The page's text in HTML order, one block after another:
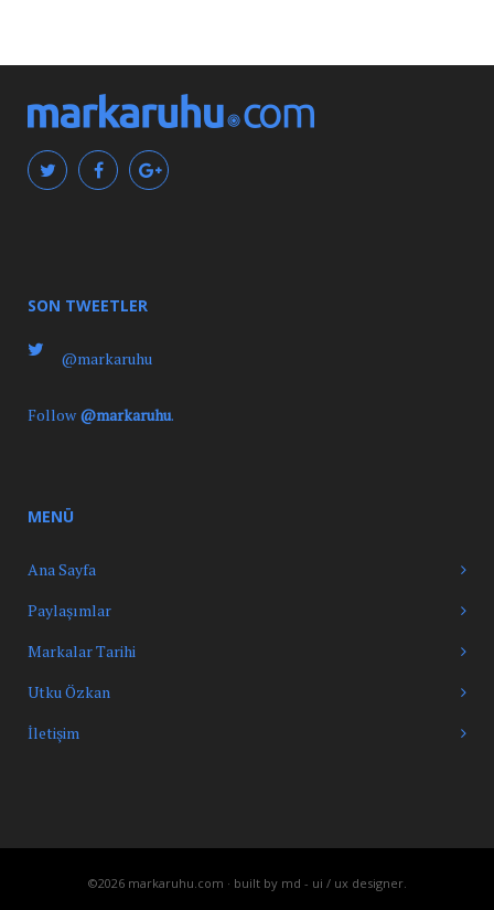
SON TWEETLER
@markaruhu
Follow@markaruhu.
MENÜ
Ana Sayfa
Paylaşımlar
Markalar Tarihi
Utku Özkan
İletişim
©2026 markaruhu.com · built by md - ui / ux designer.